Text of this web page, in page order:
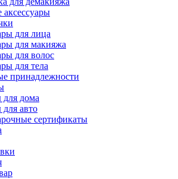
аксессуары
для лица
для макияжа
для волос
для тела
принадлежности
дома
авто
сертификаты